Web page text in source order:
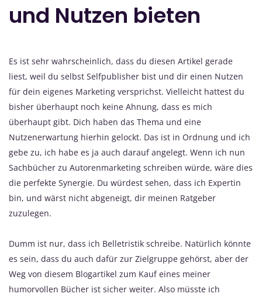
und Nutzen bieten
Es ist sehr wahrscheinlich, dass du diesen Artikel gerade
liest, weil du selbst Selfpublisher bist und dir einen Nutzen
für dein eigenes Marketing versprichst. Vielleicht hattest du
bisher überhaupt noch keine Ahnung, dass es mich
überhaupt gibt. Dich haben das Thema und eine
Nutzenerwartung hierhin gelockt. Das ist in Ordnung und ich
gebe zu, ich habe es ja auch darauf angelegt. Wenn ich nun
Sachbücher zu Autorenmarketing schreiben würde, wäre dies
die perfekte Synergie. Du würdest sehen, dass ich Expertin
bin, und wärst nicht abgeneigt, dir meinen Ratgeber
zuzulegen.
Dumm ist nur, dass ich Belletristik schreibe. Natürlich könnte
es sein, dass du auch dafür zur Zielgruppe gehörst, aber der
Weg von diesem Blogartikel zum Kauf eines meiner
humorvollen Bücher ist sicher weiter. Also müsste ich